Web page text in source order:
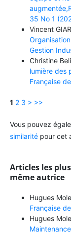
35 No 1
Vincent
Gestion
Christine
lumière des
Française
1 2 3 > >>
Vous pouvez
similaritépour cet
Articles les
même autrice
Hugues
Française
Hugues